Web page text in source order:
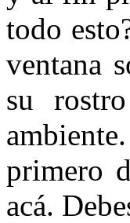
todo
ventana
su
primero
acá.